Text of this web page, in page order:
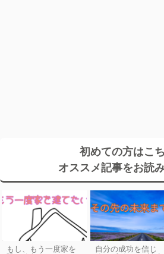
初めての方はこ
オススメ記事をお読
もし、もう一度家を 自分の成功を信じ